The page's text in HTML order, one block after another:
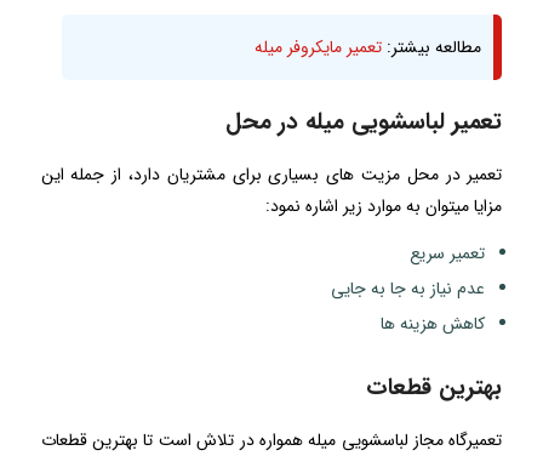
مطالعه بیشتر: تعمیر مایکروفر میله
تعمیر لباسشویی میله در محل
تعمیر در محل مزیت های بسیاری برای مشتریان دارد، از جمله این
مزایا میتوان به موارد زیر اشاره نمود:
تعمیر سریع
عدم نیاز به جا به جایی
کاهش هزینه ها
بهترین قطعات
تعمیرگاه مجاز لباسشویی میله همواره در تلاش است تا بهترین قطعات